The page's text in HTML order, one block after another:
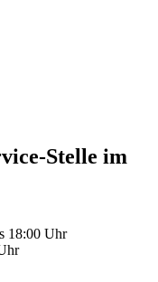
Stelle im
18:00 Uhr